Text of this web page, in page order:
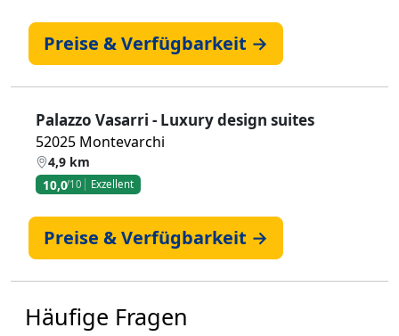
Preise & Verfügbarkeit →
Palazzo Vasarri - Luxury design suites
52025 Montevarchi
4,9 km
10,0/10 Exzellent
Preise & Verfügbarkeit →
Häufige Fragen